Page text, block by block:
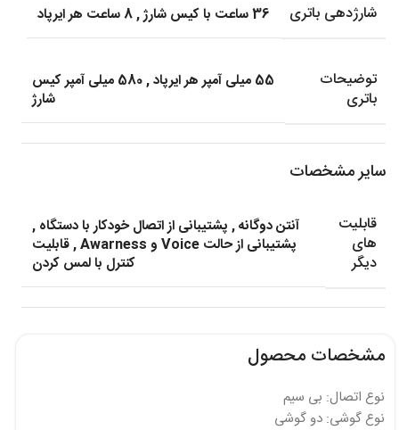
شارژدهی باتری 36 ساعت با کیس شارژ ,8 ساعت هر ایرپاد
توضیحات
باتری
55 میلی آمپر هر ایرپاد ,
580 میلی آمپر کیس
شارژ
سایر مشخصات
قابلیت
های
دیگر
آنتن دوگانه, پشتیبانی از اتصال خودکار با دستگاه ,
پشتیبانی از حالت Voice و Awarness
,قابلیت
کنترل با لمس کردن
مشخصات محصول
نوع اتصال: بی سیم
نوع گوشی: دو گوشی